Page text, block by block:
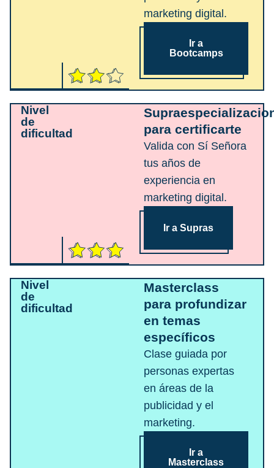
marketing digital.
Ir a
Bootcamps
Nivel
de
dificultad
para certificarte
Valida con Sí Señora
tus años de
experiencia en
marketing digital.
Ir a Supras
Nivel
de
dificultad
Masterclass
para profundizar
en temas
específicos
Clase guiada por
personas expertas
en áreas de la
publicidad y el
marketing.
Ir a
Masterclass